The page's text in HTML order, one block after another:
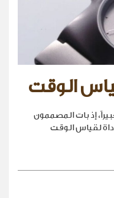
الوقت
إذ بات المصممون
لقياس الوقت